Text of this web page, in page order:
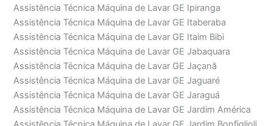
Assistência Técnica Máquina de Lavar GE Ipiranga
Assistência Técnica Máquina de Lavar GE Itaberaba
Assistência Técnica Máquina de Lavar GE Itaim Bibi
Assistência Técnica Máquina de Lavar GE Jabaquara
Assistência Técnica Máquina de Lavar GE Jaçanã
Assistência Técnica Máquina de Lavar GE Jaguaré
Assistência Técnica Máquina de Lavar GE Jaraguá
Assistência Técnica Máquina de Lavar GE Jardim América